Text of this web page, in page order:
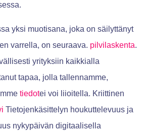
yksi muotisana, joka on säilyttänyt
varrella, on seuraava. pilvilaskenta.
yrityksiin kaikkialla
tapaa, jolla tallennamme,
tiedotei voi liioitella. Kriittinen
Tietojenkäsittelyn houkuttelevuus ja
nykypäivän digitaalisella